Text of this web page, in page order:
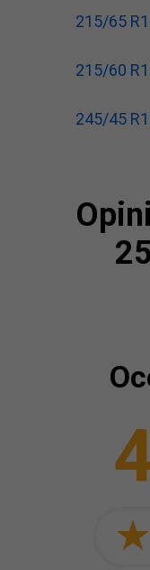
215/65
215/60
245/45